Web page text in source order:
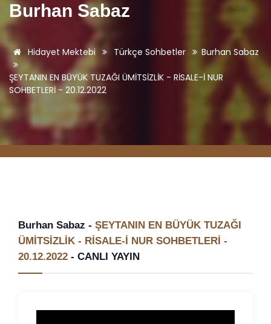
Burhan Sabaz
Hidayet Mektebi Türkçe Sohbetler Burhan Sabaz
ŞEYTANIN EN BÜYÜK TUZAĞI ÜMİTSİZLİK - RİSALE-İ NUR
SOHBETLERİ - 20.12.2022
Burhan Sabaz - ŞEYTANIN EN BÜYÜK TUZAĞI
ÜMİTSİZLİK - RİSALE-İ NUR SOHBETLERİ -
20.12.2022 - CANLI YAYIN